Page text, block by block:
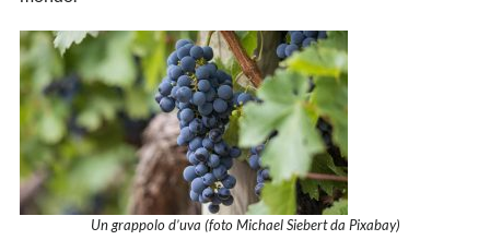
Un grappolo d’uva (foto Michael Siebert da Pixabay)